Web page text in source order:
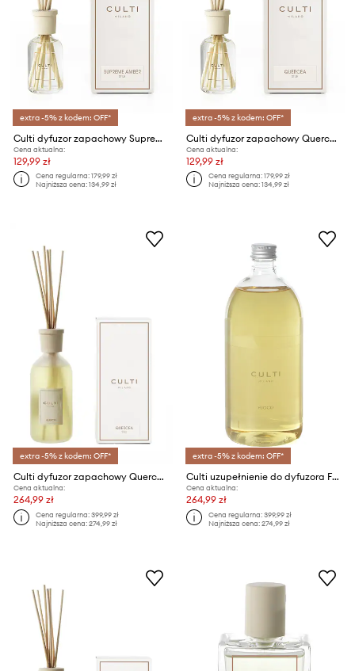
extra -5% z kodem: OFF*
Culti dyfuzor zapachowy Supreme Amber 100 ml
Cena aktualna:
129,99 zł
Cena regularna:179,99 zł
Najniższa cena:134,99 zł
extra -5% z kodem: OFF*
Culti dyfuzor zapachowy Quercea 100 ml
Cena aktualna:
129,99 zł
Cena regularna:179,99 zł
Najniższa cena:134,99 zł
extra -5% z kodem: OFF*
Culti dyfuzor zapachowy Quercea 500 ml
Cena aktualna:
264,99 zł
Cena regularna:399,99 zł
Najniższa cena:274,99 zł
extra -5% z kodem: OFF*
Culti uzupełnienie do dyfuzora Fuoco 1000 ml
Cena aktualna:
264,99 zł
Cena regularna:399,99 zł
Najniższa cena:274,99 zł